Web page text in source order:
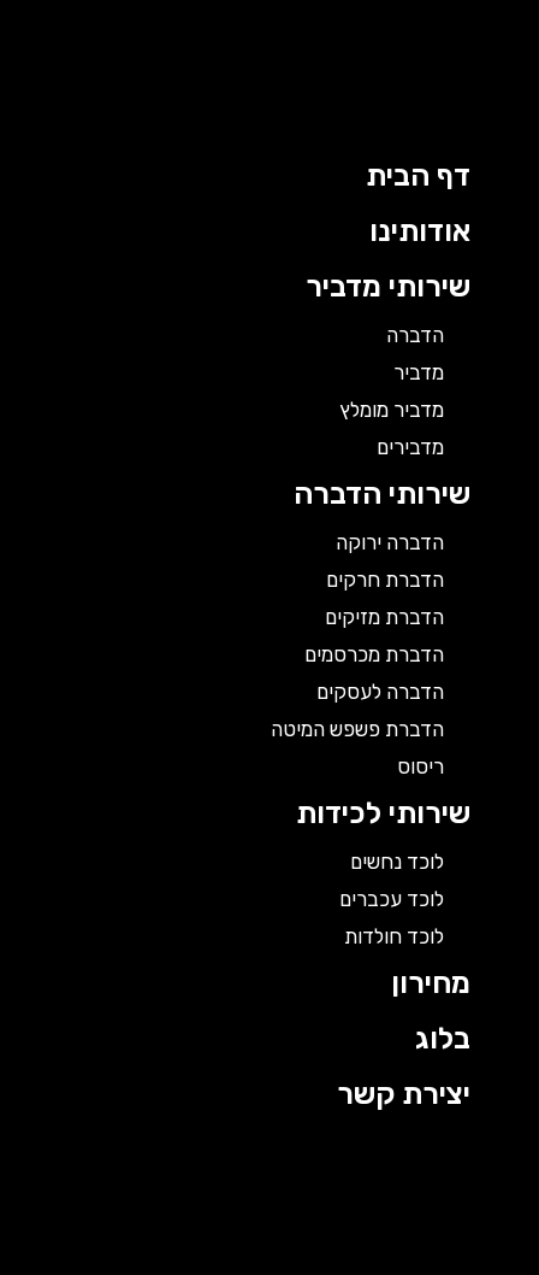
דף הבית
אודותינו
שירותי מדביר
הדברה
מדביר
מדביר מומלץ
מדבירים
שירותי הדברה
הדברה ירוקה
הדברת חרקים
הדברת מזיקים
הדברת מכרסמים
הדברה לעסקים
הדברת פשפש המיטה
ריסוס
שירותי לכידות
לוכד נחשים
לוכד עכברים
לוכד חולדות
מחירון
בלוג
יצירת קשר